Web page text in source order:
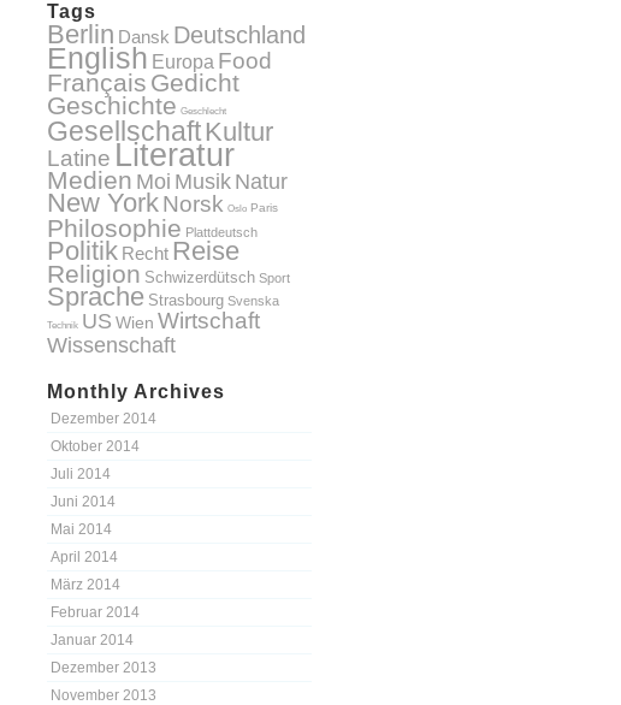
Tags
Berlin Dansk Deutschland
English Europa Food
Français Gedicht
Geschichte Geschlecht
Gesellschaft Kultur
Latine Literatur
Medien Moi Musik Natur
New YorkNorsk Oslo Paris
Philosophie Plattdeutsch
Politik Recht Reise
Religion Schwizerdütsch Sport
Sprache Strasbourg Svenska
Technik US Wien Wirtschaft
Wissenschaft
Monthly Archives
Dezember 2014
Oktober 2014
Juli 2014
Juni 2014
Mai 2014
April 2014
März 2014
Februar 2014
Januar 2014
Dezember 2013
November 2013